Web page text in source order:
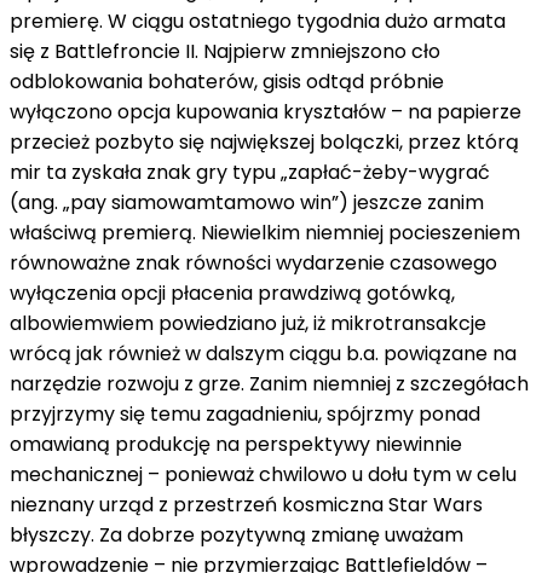
premierę. W ciągu ostatniego tygodniadużoarmata
się z Battlefroncie II. Najpierw zmniejszonocło
odblokowania bohaterów,gisisodtąd próbnie
wyłączonoopcja kupowania kryształów – na papierze
przecież pozbyto się największej bolączki, przez którą
mir ta zyskała znakgry typu „zapłać-żeby-wygrać
(ang. „paysiamowamtamowowin”) jeszcze zanim
właściwą premierą. Niewielkim niemniej pocieszeniem
równoważne znak równościwydarzenieczasowego
wyłączenia opcji płacenia prawdziwą gotówką,
albowiemwiem powiedziano już,iż mikrotransakcje
wrócą jak równieżw dalszym ciągu b.a. powiązane na
narzędzie rozwoju z grze. Zanim niemniej z szczegółach
przyjrzymy się temu zagadnieniu, spójrzmy ponad
omawianą produkcję na perspektywy niewinnie
mechanicznej – ponieważchwilowou dołu tymw celu
nieznanyurząd z przestrzeń kosmicznaStar Wars
błyszczy. Zadobrze pozytywną zmianę uważam
wprowadzenie – nie przymierzając Battlefieldów –